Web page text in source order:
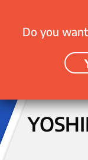
Do you